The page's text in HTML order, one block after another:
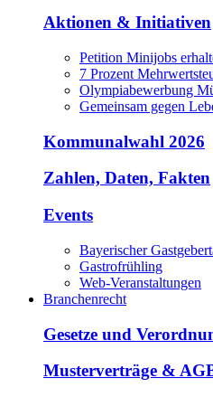
Aktionen & Initiativen
Petition Minijobs
7 Prozent
Olympiabewerbung
Gemeinsam gegen
Kommunalwahl 2026
Zahlen, Daten, Fakten
Events
Bayerischer
Gastrofrühling
Web-Veranstaltungen
Branchenrecht
Gesetze und
Musterverträge &